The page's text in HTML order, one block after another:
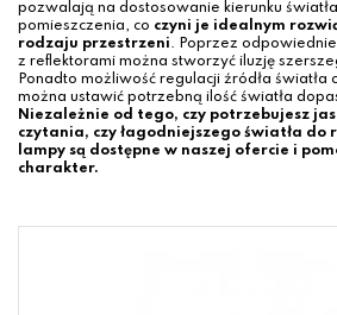
pozwalają na dostosowanie kierunku
pomieszczenia, co czyni je idealnym
rodzaju przestrzeni. Poprzez
z reflektorami można stworzyć iluzję
Ponadto możliwość regulacji źródła światła
można ustawić potrzebną ilość światła
Niezależnie od tego, czy potrzebujesz
czytania, czy łagodniejszego światła do
lampy są dostępne w naszej ofercie i
charakter.